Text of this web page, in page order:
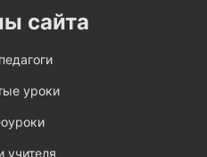
сайта
уроки
учителя